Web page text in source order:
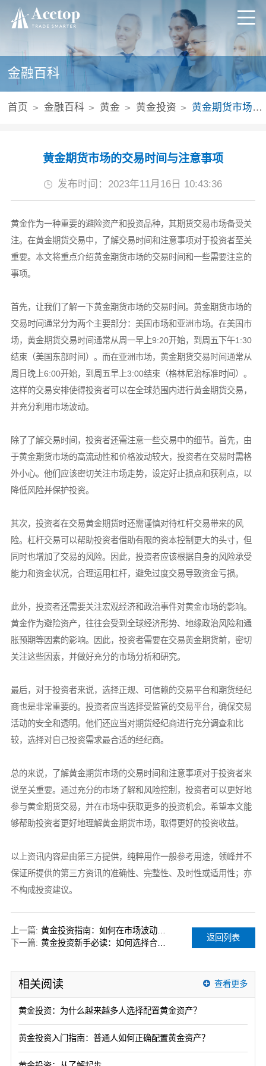
金融百科
首页 金融百科 黄金 黄金投资 黄金期货市场的交易时间与注意事项
黄金期货市场的交易时间与注意事项
发布时间：2023年11月16日 10:43:36
黄金作为一种重要的避险资产和投资品种，其期货交易市场备受关
注。在黄金期货交易中，了解交易时间和注意事项对于投资者至关
重要。本文将重点介绍黄金期货市场的交易时间和一些需要注意的
事项。
首先，让我们了解一下黄金期货市场的交易时间。黄金期货市场的
交易时间通常分为两个主要部分：美国市场和亚洲市场。在美国市
场，黄金期货交易时间通常从周一早上9:20开始，到周五下午1:30
结束（美国东部时间）。而在亚洲市场，黄金期货交易时间通常从
周日晚上6:00开始，到周五早上3:00结束（格林尼治标准时间）。
这样的交易安排使得投资者可以在全球范围内进行黄金期货交易，
并充分利用市场波动。
除了了解交易时间，投资者还需注意一些交易中的细节。首先，由
于黄金期货市场的高流动性和价格波动较大，投资者在交易时需格
外小心。他们应该密切关注市场走势，设定好止损点和获利点，以
降低风险并保护投资。
其次，投资者在交易黄金期货时还需谨慎对待杠杆交易带来的风
险。杠杆交易可以帮助投资者借助有限的资本控制更大的头寸，但
同时也增加了交易的风险。因此，投资者应该根据自身的风险承受
能力和资金状况，合理运用杠杆，避免过度交易导致资金亏损。
此外，投资者还需要关注宏观经济和政治事件对黄金市场的影响。
黄金作为避险资产，往往会受到全球经济形势、地缘政治风险和通
胀预期等因素的影响。因此，投资者需要在交易黄金期货前，密切
关注这些因素，并做好充分的市场分析和研究。
最后，对于投资者来说，选择正规、可信赖的交易平台和期货经纪
商也是非常重要的。投资者应当选择受监管的交易平台，确保交易
活动的安全和透明。他们还应当对期货经纪商进行充分调查和比
较，选择对自己投资需求最合适的经纪商。
总的来说，了解黄金期货市场的交易时间和注意事项对于投资者来
说至关重要。通过充分的市场了解和风险控制，投资者可以更好地
参与黄金期货交易，并在市场中获取更多的投资机会。希望本文能
够帮助投资者更好地理解黄金期货市场，取得更好的投资收益。
以上资讯内容是由第三方提供，纯粹用作一般参考用途，领峰并不
保证所提供的第三方资讯的准确性、完整性、及时性或适用性；亦
不构成投资建议。
上一篇:
黄金投资指南：如何在市场波动中获利
下一篇:
黄金投资新手必读：如何选择合适的现货黄金平台
返回列表
相关阅读 查看更多
黄金投资：为什么越来越多人选择配置黄金资产？
黄金投资入门指南：普通人如何正确配置黄金资产？